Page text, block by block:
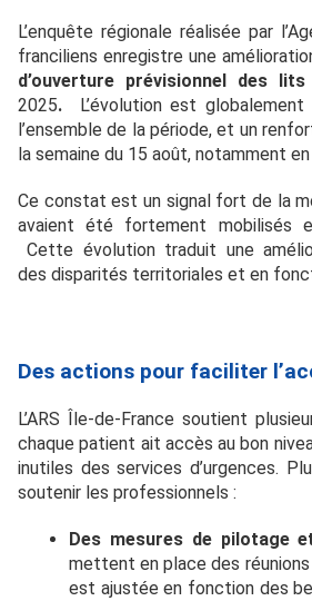
L’enquête régionale réalisée par
franciliens enregistre une
d’ouverture prévisionnel des
2025.
L’évolution est
l’ensemble de la période, et un
la semaine du 15 août, notamment
Ce constat est un signal fort de la
avaient été fortement mobilisés
Cette évolution traduit une
des disparités territoriales et en
Des actions pour faciliter
L’ARS Île-de-France soutient
chaque patient ait accès au bon
inutiles des services d’urgences.
soutenir les professionnels :
Des mesures de pilotage
mettent en place des
est ajustée en fonction des